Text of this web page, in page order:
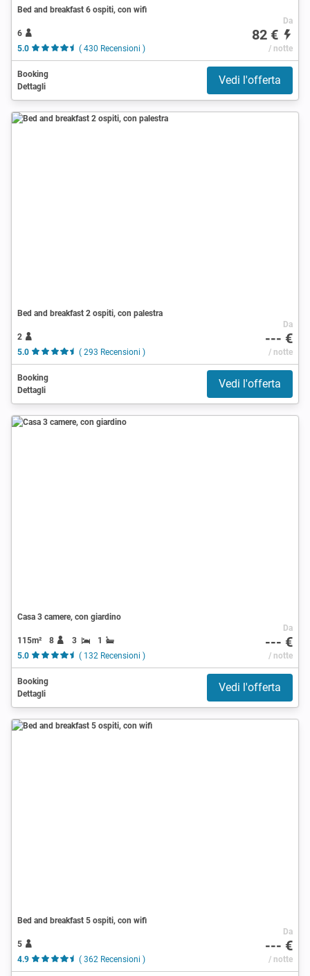
Bed and breakfast 6 ospiti, con wifi
6
5.0
( 430 Recensioni )
Da
82 €
/ notte
Booking
Dettagli
Vedi l'offerta
Bed and breakfast 2 ospiti, con palestra
2
5.0
( 293 Recensioni )
Da
--- €
/ notte
Booking
Dettagli
Vedi l'offerta
Casa 3 camere, con giardino
115m² 8 3
1
5.0
( 132 Recensioni )
Da
--- €
/ notte
Booking
Dettagli
Vedi l'offerta
Bed and breakfast 5 ospiti, con wifi
5
4.9
( 362 Recensioni )
Da
--- €
/ notte